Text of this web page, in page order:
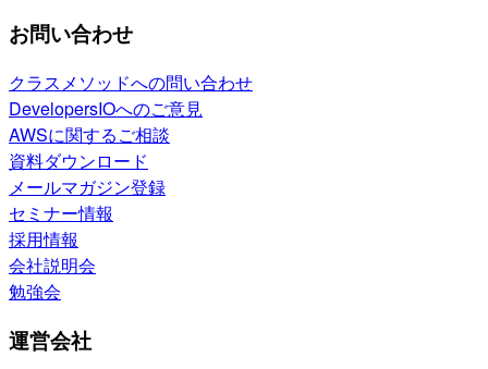
お問い合わせ
クラスメソッドへの問い合わせ
DevelopersIOへのご意見
AWSに関するご相談
資料ダウンロード
メールマガジン登録
セミナー情報
採用情報
会社説明会
勉強会
運営会社